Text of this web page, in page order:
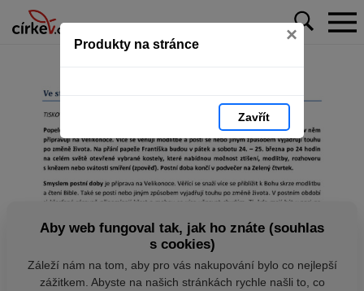
Produkty na stránce ×
Zavřít
Aby web fungoval tak, jak ho znáte (souhlas
s cookies)
Záleží nám na tom, aby pro vás nakupování bylo co nejlepší
zážitkem. Abyste na našich stránkách rychle našli to, co